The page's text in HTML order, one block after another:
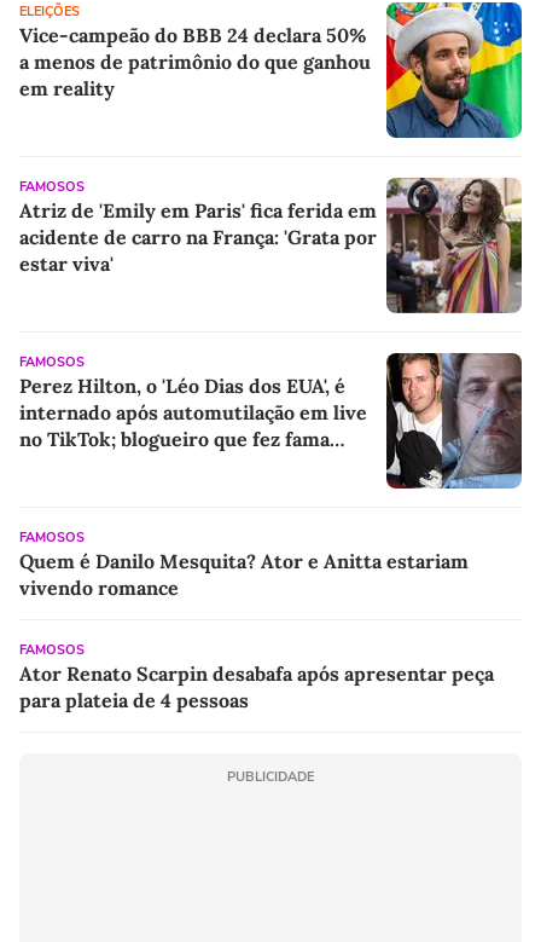
ELEIÇÕES
Vice-campeão do BBB 24 declara 50%
a menos de patrimônio do que ganhou
em reality
FAMOSOS
Atriz de 'Emily em Paris' fica ferida em
acidente de carro na França: 'Grata por
estar viva'
FAMOSOS
Perez Hilton, o 'Léo Dias dos EUA', é
internado após automutilação em live
no TikTok; blogueiro que fez fama
FAMOSOS
Quem é Danilo Mesquita? Ator e Anitta estariam
vivendo romance
FAMOSOS
Ator Renato Scarpin desabafa após apresentar peça
para plateia de 4 pessoas
PUBLICIDADE